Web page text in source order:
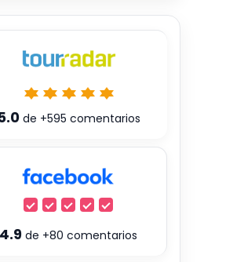
de +595 comentarios
4.9 de +80 comentarios